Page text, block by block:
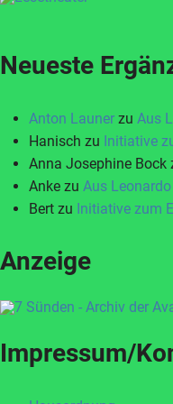
Neueste
Anton Launer zu Aus
Hanisch zu Initiative
Anna Josephine Bock
Anke zu Aus
Bert zu Initiative zum
Anzeige
Impressum/